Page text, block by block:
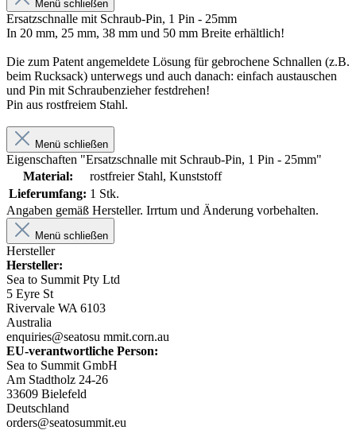
Menü schließen
Ersatzschnalle mit Schraub-Pin, 1 Pin - 25mm
In 20 mm, 25 mm, 38 mm und 50 mm Breite erhältlich!
Die zum Patent angemeldete Lösung für gebrochene Schnallen (z.B.
beim Rucksack) unterwegs und auch danach: einfach austauschen
und Pin mit Schraubenzieher festdrehen!
Pin aus rostfreiem Stahl.
Menü schließen
Eigenschaften "Ersatzschnalle mit Schraub-Pin, 1 Pin - 25mm"
Material:
rostfreier Stahl, Kunststoff
Lieferumfang: 1 Stk.
Angaben gemäß Hersteller. Irrtum und Änderung vorbehalten.
Menü schließen
Hersteller
Hersteller:
Sea to Summit Pty Ltd
5 Eyre St
Rivervale WA 6103
Australia
enquiries@seatosu mmit.corn.au
EU-verantwortliche Person:
Sea to Summit GmbH
Am Stadtholz 24-26
33609 Bielefeld
Deutschland
orders@seatosummit.eu